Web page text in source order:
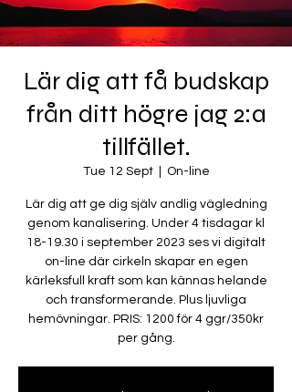
Lär dig att få budskap
från ditt högre jag 2:a
tillfället.
Tue 12 Sept
  |
On-line
Lär dig att ge dig själv andlig vägledning
genom kanalisering. Under 4 tisdagar kl
18-19.30 i september 2023 ses vi digitalt
on-line där cirkeln skapar en egen
kärleksfull kraft som kan kännas helande
och transformerande. Plus ljuvliga
hemövningar. PRIS: 1200 för 4 ggr/350kr
per gång.